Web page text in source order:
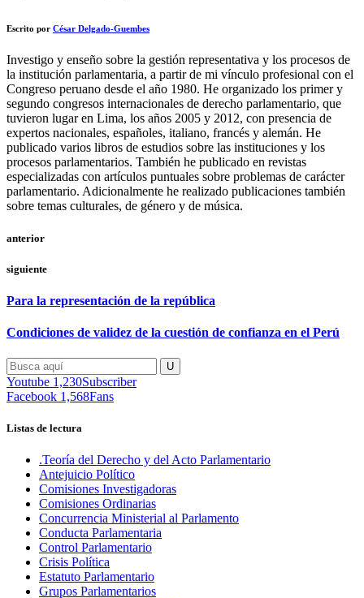
Escrito por César Delgado-Guembes
Investigo y enseño sobre la gestión representativa y los procesos de
la institución parlamentaria, a partir de mi vínculo profesional con el
Congreso peruano desde el año 1980. He organizado los primer y
segundo congresos internacionales de derecho parlamentario, que
tuvieron lugar en Lima, los años 2005 y 2012, con presencia de
expertos nacionales, españoles, italiano, francés y alemán. He
publicado varios libros de estudios sobre las instituciones y los
procesos parlamentarios. También he publicado en revistas
especializadas con artículos puntuales sobre problemas de carácter
parlamentario. Adicionalmente he realizado publicaciones también
sobre temas culturales, de género y de música.
anterior
siguiente
Para la representación de la república
Condiciones de validez de la cuestión de confianza en el Perú
Youtube 1,230Subscriber
Facebook 1,568Fans
Listas de lectura
.Teoría del Derecho y del Acto Parlamentario
Antejuicio Político
Comisiones Investigadoras
Comisiones Ordinarias
Concurrencia Ministerial al Parlamento
Conducta Parlamentaria
Control Parlamentario
Crisis Política
Estatuto Parlamentario
Grupos Parlamentarios